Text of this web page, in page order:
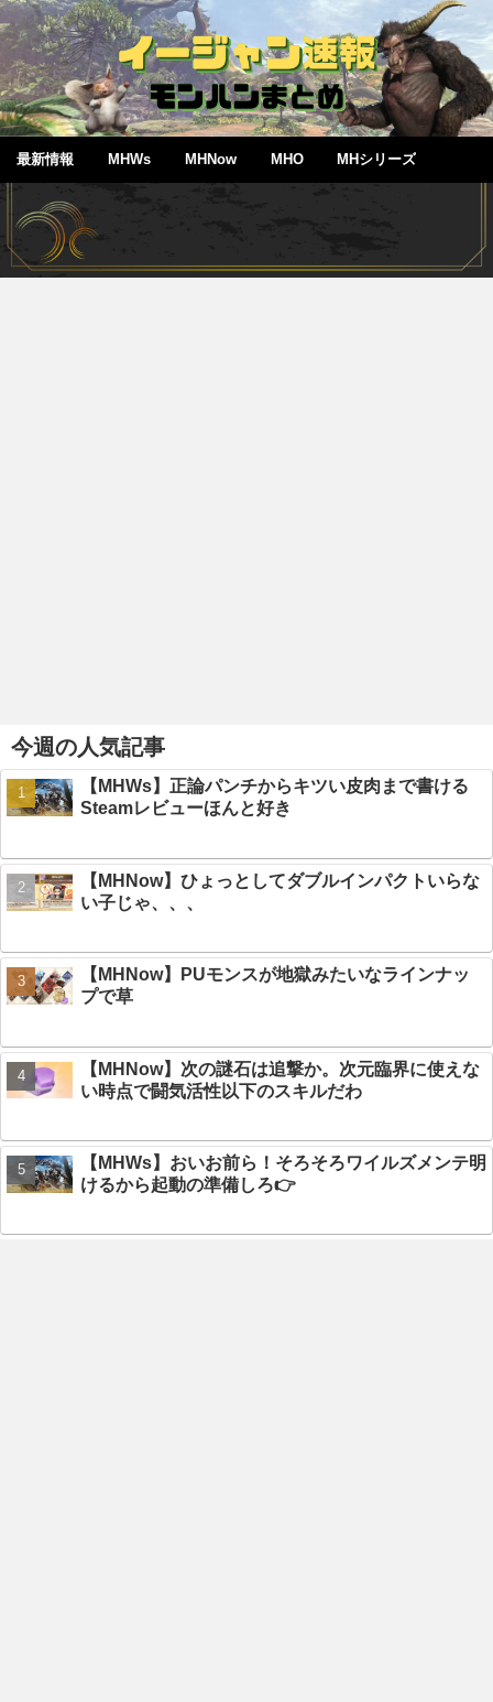
最新情報 MHWs MHNow MHO MHシリーズ
今週の人気記事
【MHWs】正論パンチからキツい皮肉まで書ける
Steamレビューほんと好き
【MHNow】ひょっとしてダブルインパクトいらな
い子じゃ、、、
【MHNow】PUモンスが地獄みたいなラインナッ
プで草
【MHNow】次の謎石は追撃か。次元臨界に使えな
い時点で闘気活性以下のスキルだわ
【MHWs】おいお前ら！そろそろワイルズメンテ明
けるから起動の準備しろ👉